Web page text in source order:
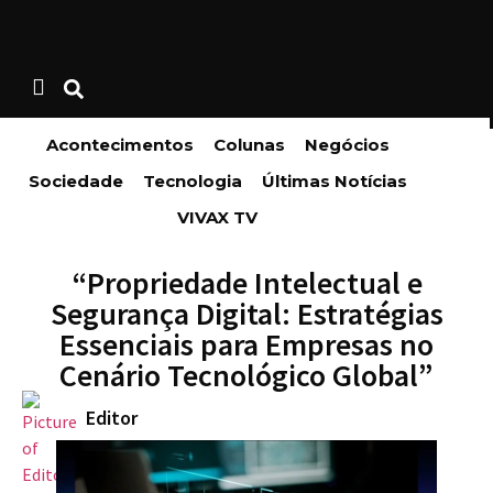
Acontecimentos Colunas
Negócios
Sociedade
Tecnologia
Últimas Notícias
VIVAX TV
“Propriedade Intelectual e
Segurança Digital: Estratégias
Essenciais para Empresas no
Cenário Tecnológico Global”
Editor